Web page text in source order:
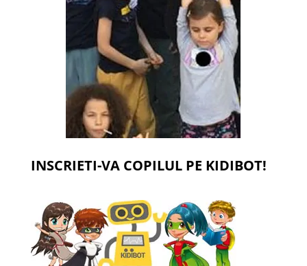
INSCRIETI-VA COPILUL PE KIDIBOT!